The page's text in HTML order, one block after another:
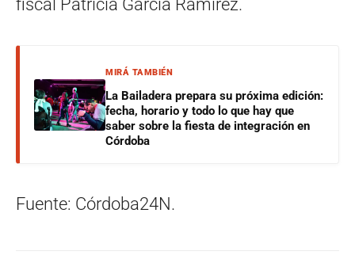
fiscal Patricia García Ramírez.
MIRÁ TAMBIÉN
La Bailadera prepara su próxima edición:
fecha, horario y todo lo que hay que
saber sobre la fiesta de integración en
Córdoba
Fuente: Córdoba24N.